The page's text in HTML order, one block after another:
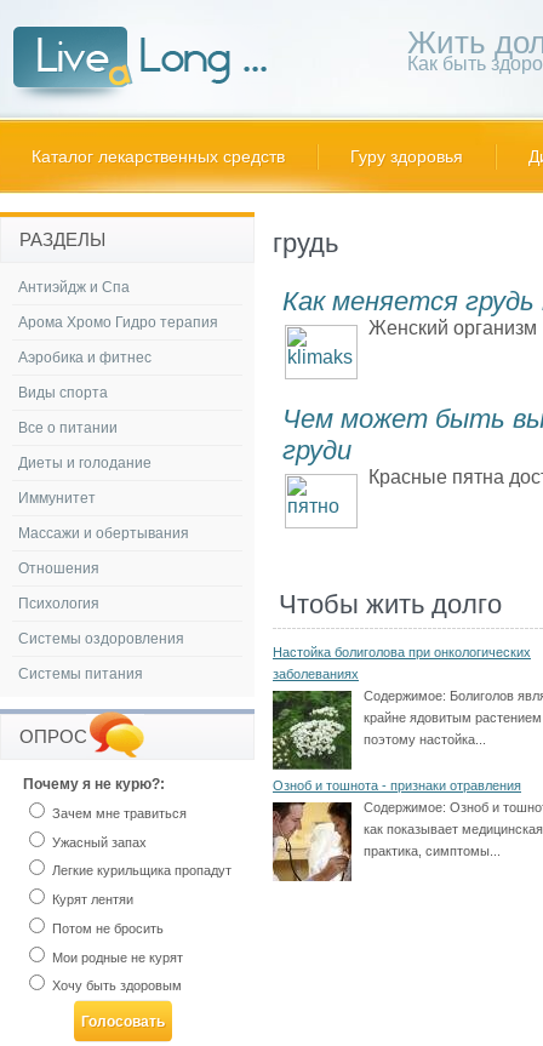
Жить
Как быть
Каталог лекарственных средств Гуру здоровья
грудь
Как меняется грудь
Женский организм
Чем может быть
груди
Красные пятна
Чтобы жить долго
Настойка болиголова при онкологических
заболеваниях
Содержимое: Болиголов
крайне ядовитым
поэтому настойка...
Озноб и тошнота - признаки отравления
Содержимое: Озноб и
как показывает медицинская
практика, симптомы...
РАЗДЕЛЫ
Антиэйдж и Спа
Арома Хромо Гидро терапия
Аэробика и фитнес
Виды спорта
Все о питании
Диеты и голодание
Иммунитет
Массажи и обертывания
Отношения
Психология
Системы оздоровления
Системы питания
ОПРОС
Почему я не курю?:
Зачем мне травиться
Ужасный запах
Легкие курильщика пропадут
Курят лентяи
Потом не бросить
Мои родные не курят
Хочу быть здоровым